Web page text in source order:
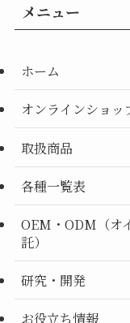
メニュー
ホーム
オンラインショッ
取扱商品
各種一覧表
OEM・ODM（オ
託）
研究・開発
お役立ち情報